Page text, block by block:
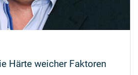
Härte weicher Faktoren